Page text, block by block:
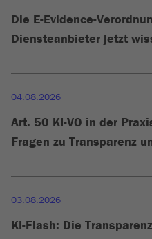
Die E-Evidence-
Diensteanbieter jetzt
04.08.2026
Art. 50 KI-VO in der
Fragen zu Transparenz
03.08.2026
KI-Flash: Die